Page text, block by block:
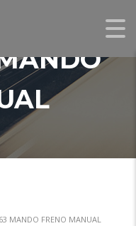
MANDO FRENO MANUAL